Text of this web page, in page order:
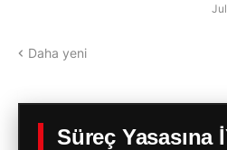
Daha yeni
Süreç Yasasına